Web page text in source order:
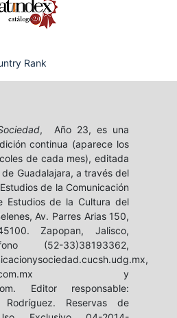
, Año 23, es una
continua (aparece los
de cada mes), editada
Guadalajara, a través del
de la Comunicación
Estudios de la Cultura del
Av. Parres Arias 150,
Zapopan, Jalisco,
(52-33)38193362,
y
Editor responsable:
Rodríguez. Reservas de